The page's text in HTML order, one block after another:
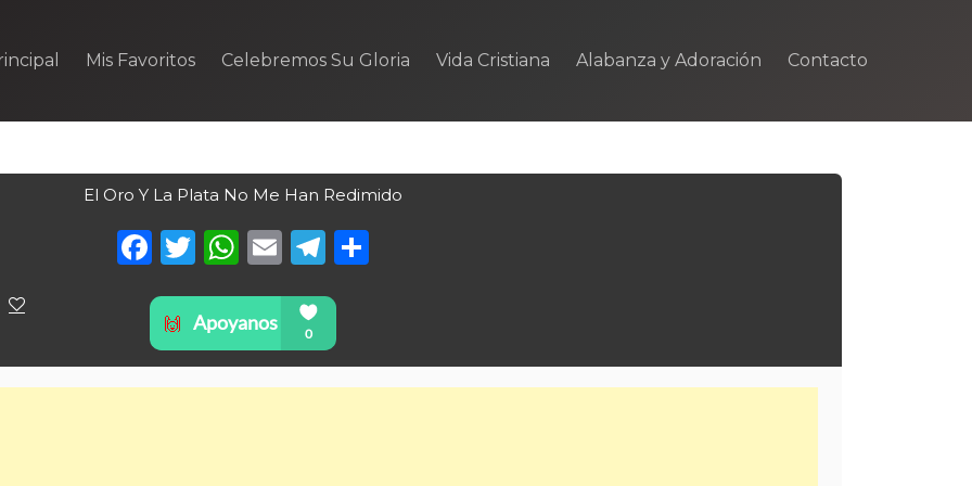
Mis Favoritos Celebremos Su Gloria Vida Cristiana Alabanza y Adoración Contacto
El Oro Y La Plata No Me Han Redimido
Facebook
Twitter
WhatsApp
EmailTelegram